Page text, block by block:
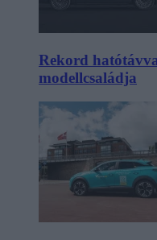
Rekord
modellcsaládja